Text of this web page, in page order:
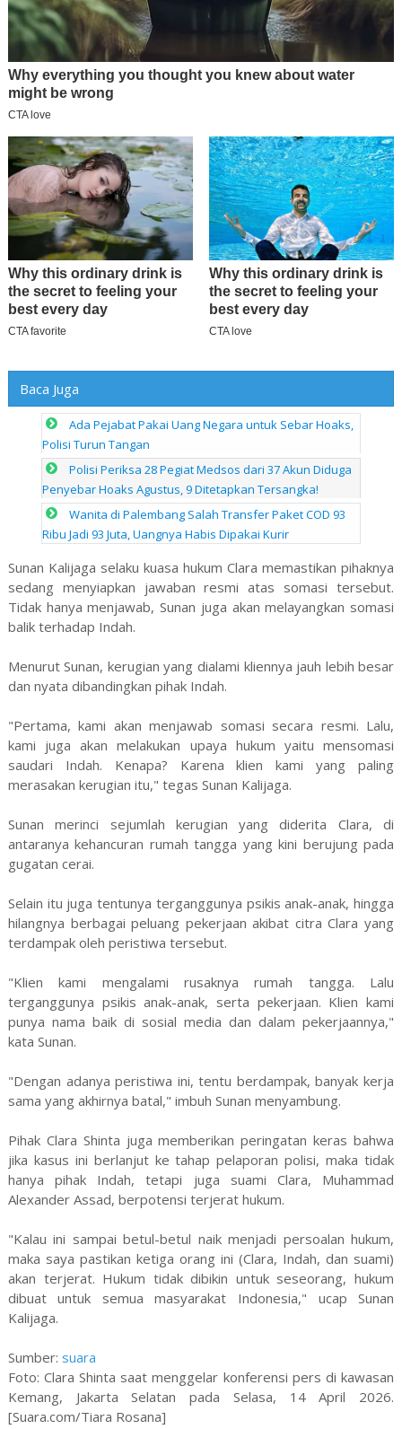
Baca Juga
Ada Pejabat Pakai Uang Negara untuk Sebar Hoaks,
Polisi Turun Tangan
Polisi Periksa 28 Pegiat Medsos dari 37 Akun Diduga
Penyebar Hoaks Agustus, 9 Ditetapkan Tersangka!
Wanita di Palembang Salah Transfer Paket COD 93
Ribu Jadi 93 Juta, Uangnya Habis Dipakai Kurir
Sunan Kalijaga selaku kuasa hukum Clara memastikan pihaknya
sedang menyiapkan jawaban resmi atas somasi tersebut.
Tidak hanya menjawab, Sunan juga akan melayangkan somasi
balik terhadap Indah.
Menurut Sunan, kerugian yang dialami kliennya jauh lebih besar
dan nyata dibandingkan pihak Indah.
"Pertama, kami akan menjawab somasi secara resmi. Lalu,
kami juga akan melakukan upaya hukum yaitu mensomasi
saudari Indah. Kenapa? Karena klien kami yang paling
merasakan kerugian itu," tegas Sunan Kalijaga.
Sunan merinci sejumlah kerugian yang diderita Clara, di
antaranya kehancuran rumah tangga yang kini berujung pada
gugatan cerai.
Selain itu juga tentunya terganggunya psikis anak-anak, hingga
hilangnya berbagai peluang pekerjaan akibat citra Clara yang
terdampak oleh peristiwa tersebut.
"Klien kami mengalami rusaknya rumah tangga. Lalu
terganggunya psikis anak-anak, serta pekerjaan. Klien kami
punya nama baik di sosial media dan dalam pekerjaannya,"
kata Sunan.
"Dengan adanya peristiwa ini, tentu berdampak, banyak kerja
sama yang akhirnya batal," imbuh Sunan menyambung.
Pihak Clara Shinta juga memberikan peringatan keras bahwa
jika kasus ini berlanjut ke tahap pelaporan polisi, maka tidak
hanya pihak Indah, tetapi juga suami Clara, Muhammad
Alexander Assad, berpotensi terjerat hukum.
"Kalau ini sampai betul-betul naik menjadi persoalan hukum,
maka saya pastikan ketiga orang ini (Clara, Indah, dan suami)
akan terjerat. Hukum tidak dibikin untuk seseorang, hukum
dibuat untuk semua masyarakat Indonesia," ucap Sunan
Kalijaga.
Sumber: suara
Foto: Clara Shinta saat menggelar konferensi pers di kawasan
Kemang, Jakarta Selatan pada Selasa, 14 April 2026.
[Suara.com/Tiara Rosana]